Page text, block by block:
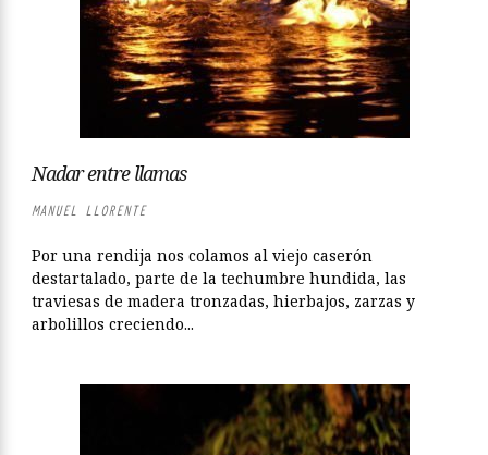
Nadar entre llamas
MANUEL LLORENTE
Por una rendija nos colamos al viejo caserón
destartalado, parte de la techumbre hundida, las
traviesas de madera tronzadas, hierbajos, zarzas y
arbolillos creciendo...